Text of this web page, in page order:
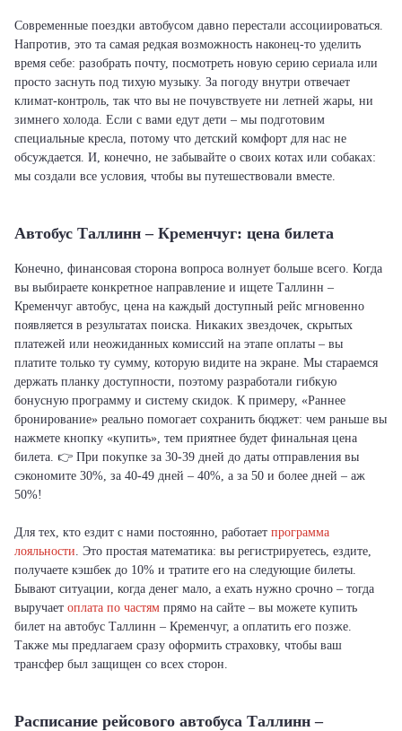
Современные поездки автобусом давно перестали ассоциироваться.
Напротив, это та самая редкая возможность наконец-то уделить
время себе: разобрать почту, посмотреть новую серию сериала или
просто заснуть под тихую музыку. За погоду внутри отвечает
климат-контроль, так что вы не почувствуете ни летней жары, ни
зимнего холода. Если с вами едут дети – мы подготовим
специальные кресла, потому что детский комфорт для нас не
обсуждается. И, конечно, не забывайте о своих котах или собаках:
мы создали все условия, чтобы вы путешествовали вместе.
Автобус Таллинн – Кременчуг: цена билета
Конечно, финансовая сторона вопроса волнует больше всего. Когда
вы выбираете конкретное направление и ищете Таллинн –
Кременчуг автобус, цена на каждый доступный рейс мгновенно
появляется в результатах поиска. Никаких звездочек, скрытых
платежей или неожиданных комиссий на этапе оплаты – вы
платите только ту сумму, которую видите на экране. Мы стараемся
держать планку доступности, поэтому разработали гибкую
бонусную программу и систему скидок. К примеру, «Раннее
бронирование» реально помогает сохранить бюджет: чем раньше вы
нажмете кнопку «купить», тем приятнее будет финальная цена
билета. 👉 При покупке за 30-39 дней до даты отправления вы
сэкономите 30%, за 40-49 дней – 40%, а за 50 и более дней – аж
50%!
Для тех, кто ездит с нами постоянно, работает программа
лояльности. Это простая математика: вы регистрируетесь, ездите,
получаете кэшбек до 10% и тратите его на следующие билеты.
Бывают ситуации, когда денег мало, а ехать нужно срочно – тогда
выручает оплата по частям прямо на сайте – вы можете купить
билет на автобус Таллинн – Кременчуг, а оплатить его позже.
Также мы предлагаем сразу оформить страховку, чтобы ваш
трансфер был защищен со всех сторон.
Расписание рейсового автобуса Таллинн –